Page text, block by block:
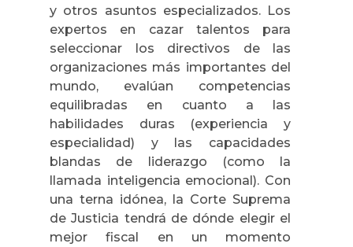
y otros asuntos especializados. Los
expertos en cazar talentos para
seleccionar los directivos de las
organizaciones más importantes del
mundo, evalúan competencias
equilibradas en cuanto a las
habilidades duras (experiencia y
especialidad) y las capacidades
blandas de liderazgo (como la
llamada inteligencia emocional). Con
una terna idónea, la Corte Suprema
de Justicia tendrá de dónde elegir el
mejor fiscal en un momento